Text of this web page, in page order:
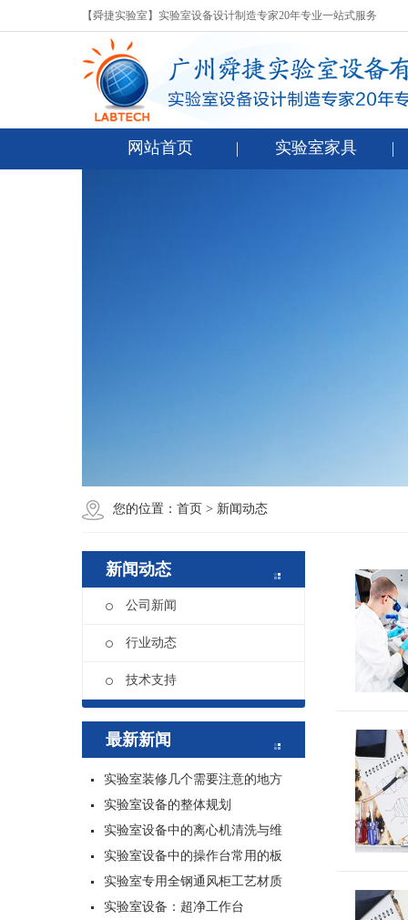
【舜捷实验室】实验室设备设计制造专家20年专业一站式服务
网站首页 实验室家具
您的位置： 首页 > 新闻动态
新闻动态
公司新闻
行业动态
技术支持
最新新闻
实验室装修几个需要注意的地方
实验室设备的整体规划
实验室设备中的离心机清洗与维
实验室设备中的操作台常用的板
实验室专用全钢通风柜工艺材质
实验室设备：超净工作台